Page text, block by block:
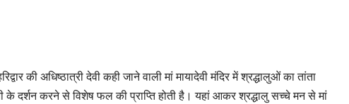
की अधिष्ठात्री देवी कही जाने वाली मां मायादेवी मंदिर में श्रद्धालुओं का तांता
के दर्शन करने से विशेष फल की प्राप्ति होती है। यहां आकर श्रद्धालु सच्चे मन से मां